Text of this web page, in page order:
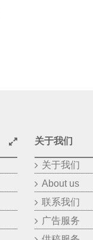
关于我们
关于我们
About us
联系我们
广告服务